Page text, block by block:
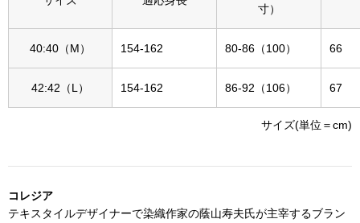
その他
寸）
40:40（M） 154-162 80-86（100） 66
42:42（L） 154-162 86-92（106） 67
サイズ(単位＝cm)
コレジア
テキスタイルデザイナーで染織作家の蔭山寿夫氏が主宰するブラン